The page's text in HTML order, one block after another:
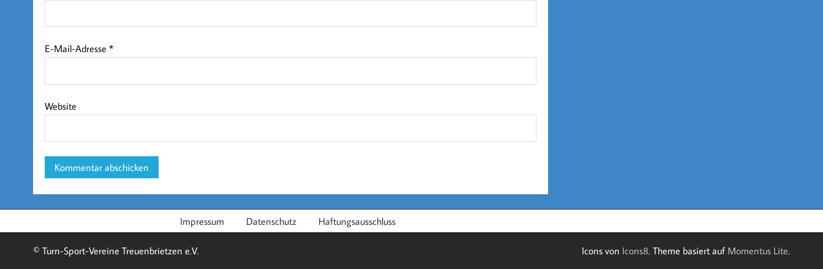
E-Mail-Adresse *
Website
Impressum Datenschutz Haftungsausschluss
© Turn-Sport-Vereine Treuenbrietzen e.V. Icons von Icons8. Theme basiert auf Momentus Lite.